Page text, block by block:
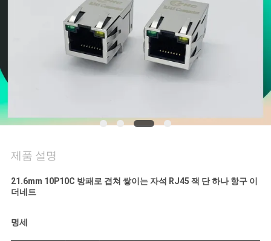
세
요
SHOW
이
제품 설명
21.6mm 10P10C 방패로 겹쳐 쌓이는 자석 RJ45 잭 단 하나 항구 이
더네트
명세